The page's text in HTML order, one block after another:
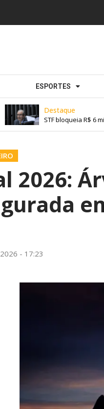
ESPORTES
Destaque
STF bloqueia R$ 6
2026:
- 17:23